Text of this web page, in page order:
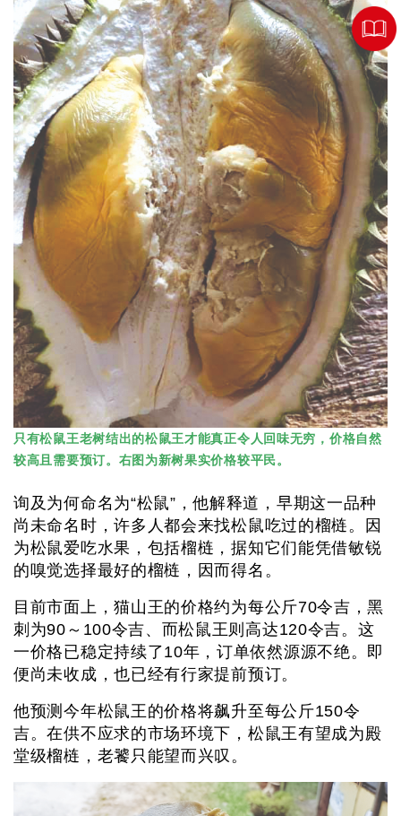
只有松鼠王老树结出的松鼠王才能真正令人回味无穷，价格自然
较高且需要预订。右图为新树果实价格较平民。
询及为何命名为“松鼠”，他解释道，早期这一品种
尚未命名时，许多人都会来找松鼠吃过的榴梿。因
为松鼠爱吃水果，包括榴梿，据知它们能凭借敏锐
的嗅觉选择最好的榴梿，因而得名。
目前市面上，猫山王的价格约为每公斤70令吉，黑
刺为90～100令吉、而松鼠王则高达120令吉。这
一价格已稳定持续了10年，订单依然源源不绝。即
便尚未收成，也已经有行家提前预订。
他预测今年松鼠王的价格将飙升至每公斤150令
吉。在供不应求的市场环境下，松鼠王有望成为殿
堂级榴梿，老饕只能望而兴叹。